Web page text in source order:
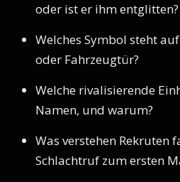
oder ist er ihm entglitten?
Welches Symbol steht
oder Fahrzeugtür?
Welche rivalisierende
Namen, und warum?
Was verstehen Rekruten
Schlachtruf zum ersten